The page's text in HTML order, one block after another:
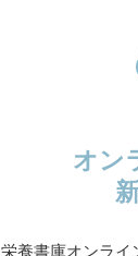
オン
栄養書庫オンライ